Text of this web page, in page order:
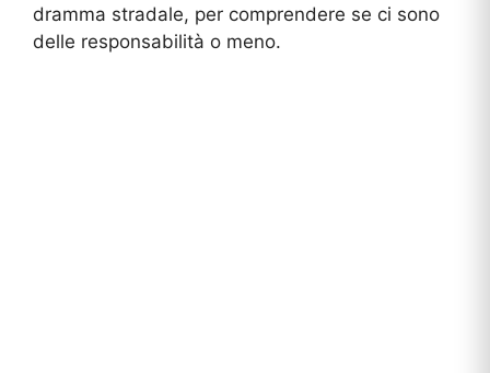
dramma stradale, per comprendere se ci sono
delle responsabilità o meno.